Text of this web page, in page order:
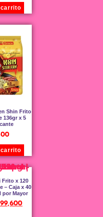
Shin Frito
136gr x 5
Frito x 120
– Caja x 40
por Mayor